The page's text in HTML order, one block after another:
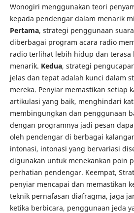
Wonogiri menggunakan teori
kepada pendengar dalam menarik
Pertama, strategi penggunaan
diberbagai program acara radio
radio terlihat lebih hidup dan terasa
menarik. Kedua, strategi
jelas dan tepat adalah kunci dalam
mereka. Penyiar memastikan setiap
artikulasi yang baik, menghindari
membingungkan dan penggunaan
dengan programnya jadi pesan
oleh pendengar di berbagai
intonasi, intonasi yang bervariasi
digunakan untuk menekankan poin
perhatian pendengar. Keempat,
penyiar mencapai dan memastikan
teknik pernafasan diafragma, jaga
ketika berbicara, penggunaan jeda